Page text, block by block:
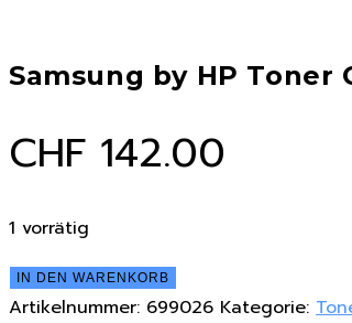
Black
Samsung by HP Toner
CHF 142.00
1 vorrätig
Samsung
by
IN DEN WARENKORB
Artikelnummer: 699026 Kategorie: